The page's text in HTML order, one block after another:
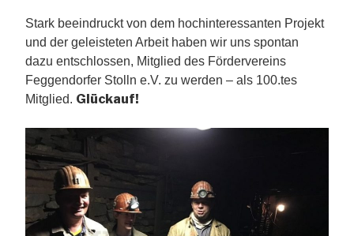
Stark beeindruckt von dem hochinteressanten Projekt
und der geleisteten Arbeit haben wir uns spontan
dazu entschlossen, Mitglied des Fördervereins
Feggendorfer Stolln e.V. zu werden – als 100.tes
Mitglied. Glückauf!